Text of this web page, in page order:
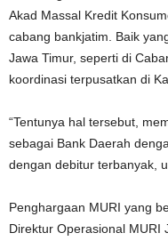
Akad Massal Kredit
cabang bankjatim. Baik
Jawa Timur, seperti di
koordinasi terpusatkan di
“Tentunya hal tersebut,
sebagai Bank Daerah
dengan debitur terbanyak,
Penghargaan MURI yang
Direktur Operasional MURI